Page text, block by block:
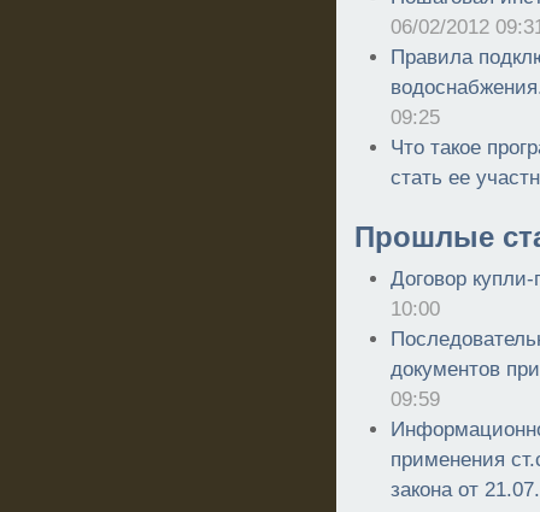
06/02/2012
Правила
09:25
Что такое
стать ее
Прошлые
Договор
10:00
документов
09:59
применения
закона от